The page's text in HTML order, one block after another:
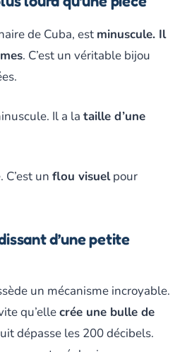
de Cuba, est minuscule. Il
. C’est un véritable bijou
Il a la taille d’une
un flou visuelpour
d’une petite
un mécanisme incroyable.
qu’ellecrée une bulle de
dépasse les 200 décibels.